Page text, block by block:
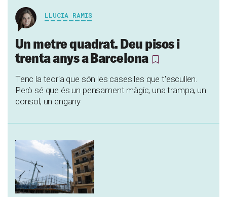
LLUCIA RAMIS
Un metre quadrat. Deu pisos i
trenta anys a Barcelona
Tenc la teoria que són les cases les que t'escullen.
Però sé que és un pensament màgic, una trampa, un
consol, un engany